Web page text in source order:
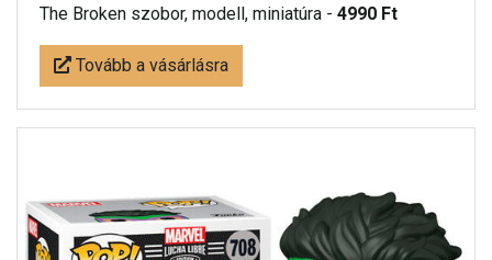
The Broken szobor, modell, miniatúra - 4990 Ft
Tovább a vásárlásra